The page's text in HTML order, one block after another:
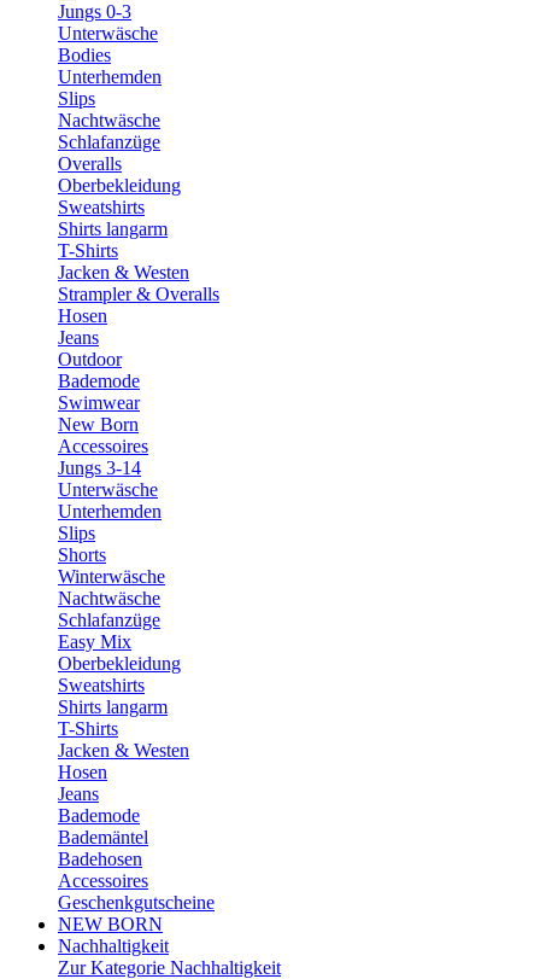
Jungs 0-3
Unterwäsche
Bodies
Unterhemden
Slips
Nachtwäsche
Schlafanzüge
Overalls
Oberbekleidung
Sweatshirts
Shirts langarm
T-Shirts
Jacken & Westen
Strampler & Overalls
Hosen
Jeans
Outdoor
Bademode
Swimwear
New Born
Accessoires
Jungs 3-14
Unterwäsche
Unterhemden
Slips
Shorts
Winterwäsche
Nachtwäsche
Schlafanzüge
Easy Mix
Oberbekleidung
Sweatshirts
Shirts langarm
T-Shirts
Jacken & Westen
Hosen
Jeans
Bademode
Bademäntel
Badehosen
Accessoires
Geschenkgutscheine
NEW BORN
Nachhaltigkeit
Zur Kategorie Nachhaltigkeit